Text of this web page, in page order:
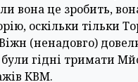
вона це зробить,
оскільки тільки
(ненадовго)
гідні тримати
КВМ.